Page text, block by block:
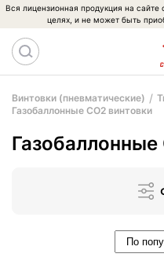
Вся лицензионная продукция на
целях, и не может быть
Винтовки (пневматические)
Газобаллонные CO2 винтовки
Газобаллонные